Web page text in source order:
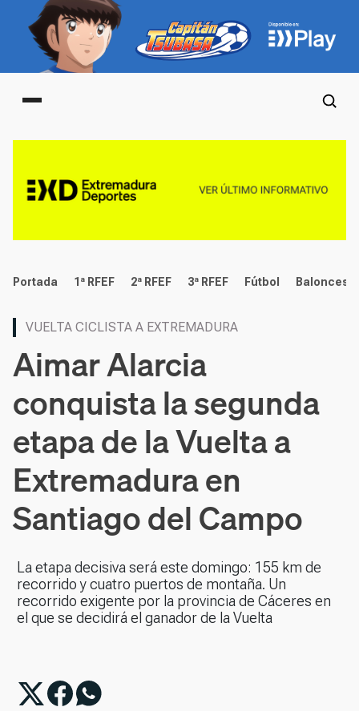
Main menu
deportes
Portada 1ª RFEF 2ª RFEF 3ª RFEF Fútbol Baloncesto
VUELTA CICLISTA A EXTREMADURA
Aimar Alarcia
conquista la segunda
etapa de la Vuelta a
Extremadura en
Santiago del Campo
La etapa decisiva será este domingo: 155 km de
recorrido y cuatro puertos de montaña. Un
recorrido exigente por la provincia de Cáceres en
el que se decidirá el ganador de la Vuelta